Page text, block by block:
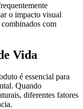
o impacto visual
com
Vida
é essencial para
Quando
diferentes fatores